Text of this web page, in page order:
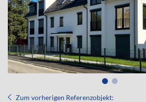
Zum vorherigen Referenzobjekt: